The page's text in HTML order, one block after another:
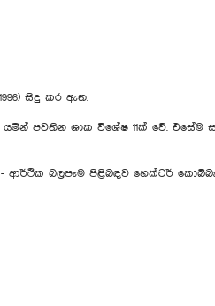
සිදු කර ඇත.
පවතින ශාක විශේෂ 11ක් වේ.
ආර්ථික බලපෑම පිළිබඳව හෙක්‍ටර්